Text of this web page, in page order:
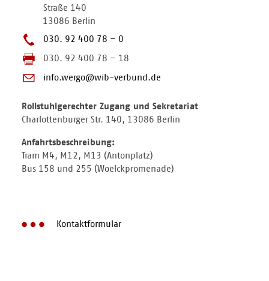
Straße 140
13086 Berlin
030. 92 400 78 – 0
030. 92 400 78 – 18
info.wergo@wib-verbund.de
Rollstuhlgerechter Zugang und Sekretariat
Charlottenburger Str. 140, 13086 Berlin
Anfahrtsbeschreibung:
Tram M4, M12, M13 (Antonplatz)
Bus 158 und 255 (Woelckpromenade)
Kontaktformular